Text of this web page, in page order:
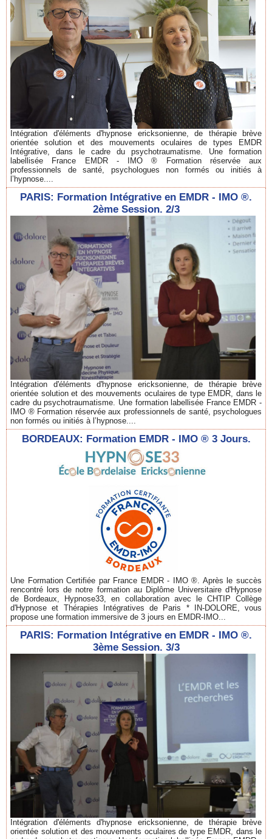
Intégration d'éléments d'hypnose ericksonienne, de thérapie brève
orientée solution et des mouvements oculaires de types EMDR
Intégrative, dans le cadre du psychotraumatisme. Une formation
labellisée France EMDR - IMO ® Formation réservée aux
professionnels de santé, psychologues non formés ou initiés à
l’hypnose....
PARIS: Formation Intégrative en EMDR - IMO ®.
2ème Session. 2/3
Intégration d'éléments d'hypnose ericksonienne, de thérapie brève
orientée solution et des mouvements oculaires de type EMDR, dans le
cadre du psychotraumatisme. Une formation labellisée France EMDR -
IMO ® Formation réservée aux professionnels de santé, psychologues
non formés ou initiés à l’hypnose....
BORDEAUX: Formation EMDR - IMO ® 3 Jours.
Une Formation Certifiée par France EMDR - IMO ®. Après le succès
rencontré lors de notre formation au Diplôme Universitaire d'Hypnose
de Bordeaux, Hypnose33, en collaboration avec le CHTIP Collège
d'Hypnose et Thérapies Intégratives de Paris * IN-DOLORE, vous
propose une formation immersive de 3 jours en EMDR-IMO...
PARIS: Formation Intégrative en EMDR - IMO ®.
3ème Session. 3/3
Intégration d'éléments d'hypnose ericksonienne, de thérapie brève
orientée solution et des mouvements oculaires de type EMDR, dans le